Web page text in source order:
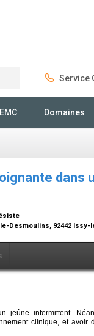
Service
Domaines
dans
Desmoulins, 92442
jeûne intermittent.
clinique, et avoir